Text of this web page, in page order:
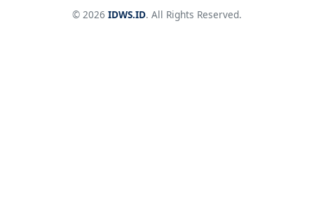
© 2026 IDWS.ID. All Rights Reserved.